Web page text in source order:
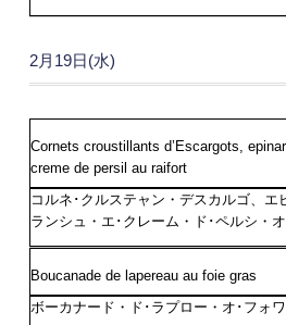
2月19日(水)
Cornets croustillants d’Escargots,
creme de persil au raifort
コルネ･クルステャン・デスカルゴ、エ
ランシュ・エ･クレーム・ド･ペルシ・
Boucanade de lapereau au foie gras
ボーカナード・ド･ラプロー・オ･フォ